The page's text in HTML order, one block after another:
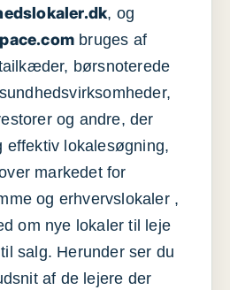
, og
bruges af
børsnoterede
og andre, der
effektiv lokalesøgning,
markedet for
og erhvervslokaler ,
om nye lokaler til leje
salg. Herunder ser du
af de lejere der